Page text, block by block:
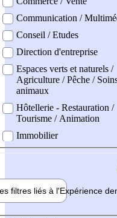
Communication /
Conseil / Etudes
Direction d'entreprise
Espaces verts et naturels /
Agriculture / Pêche /
animaux
Hôtellerie - Restauration /
Tourisme / Animation
Immobilier
filtres liés à l'Expérience